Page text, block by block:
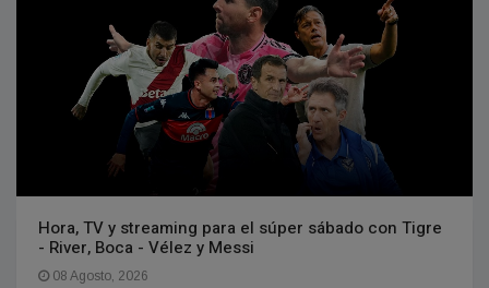
Hora, TV y streaming para el súper sábado con Tigre
- River, Boca - Vélez y Messi
08 Agosto, 2026